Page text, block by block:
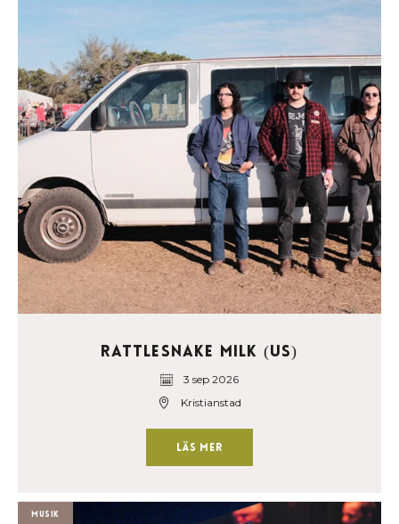
Rattlesnake Milk (US)
3 sep 2026
Kristianstad
Läs mer
Musik